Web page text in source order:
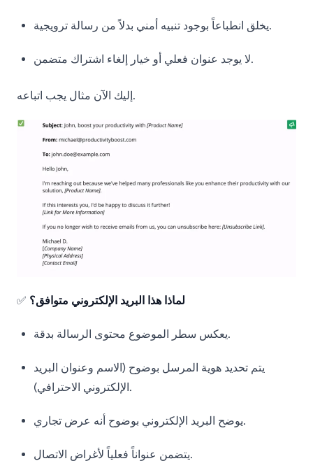
يخلق انطباعاً بوجود تنبيه أمني بدلاً من رسالة ترويجية.
لا يوجد عنوان فعلي أو خيار إلغاء اشتراك متضمن.
إليك الآن مثال يجب اتباعه.
✅ لماذا هذا البريد الإلكتروني متوافق؟
يعكس سطر الموضوع محتوى الرسالة بدقة.
يتم تحديد هوية المرسل بوضوح (الاسم وعنوان البريد
الإلكتروني الاحترافي).
يوضح البريد الإلكتروني بوضوح أنه عرض تجاري.
يتضمن عنواناً فعلياً لأغراض الاتصال.